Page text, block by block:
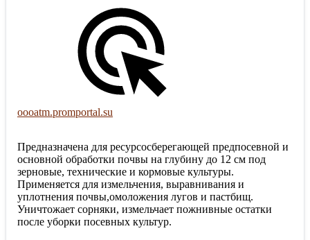
oooatm.promportal.su
Предназначена для ресурсосберегающей предпосевной и
основной обработки почвы на глубину до 12 см под
зерновые, технические и кормовые культуры.
Применяется для измельчения, выравнивания и
уплотнения почвы,омоложения лугов и пастбищ.
Уничтожает сорняки, измельчает пожнивные остатки
после уборки посевных культур.